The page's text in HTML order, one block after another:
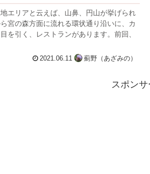
エリアと云えば、山鼻、円山が挙げられ
宮の森方面に流れる環状通り沿いに、カ
を引く、レストランがあります。前回、
2021.06.11 薊野（あざみの）
スポン